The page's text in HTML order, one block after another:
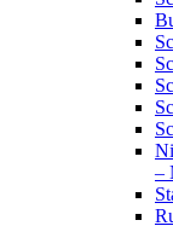
–